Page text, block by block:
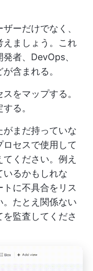
ーだけでなく、
えましょう。これ
者、DevOps、
含まれる。
をマップする。
る。
まだ持っていな
セスで使用して
ください。例え
いるかもしれな
に不具合をリス
。たとえ関係ない
監査してくださ